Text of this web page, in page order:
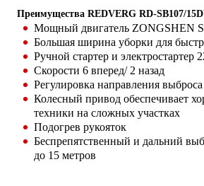
Преимущества REDVERG RD-SB107/
Мощный двигатель ZONGSHEN
Большая ширина уборки для
Ручной стартер и электростартер
Скорости 6 вперед/ 2 назад
Регулировка направления выброса
Колесный привод обеспечивает
техники на сложных участках
Подогрев рукояток
Беспрепятственный и дальний
до 15 метров